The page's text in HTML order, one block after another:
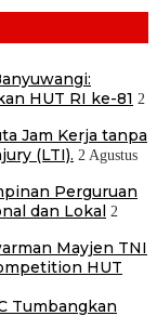
HUT RI ke-81 2
Jam Kerja tanpa
(LTI). 2 Agustus
Perguruan
dan Lokal 2
Mayjen TNI
HUT
Tumbangkan